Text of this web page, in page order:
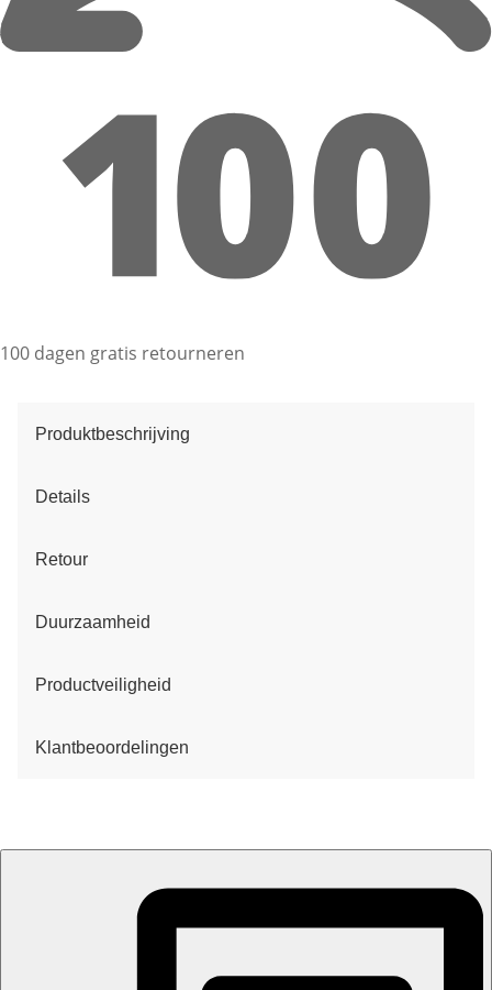
100 dagen gratis retourneren
Produktbeschrijving
Details
Retour
Duurzaamheid
Productveiligheid
Klantbeoordelingen